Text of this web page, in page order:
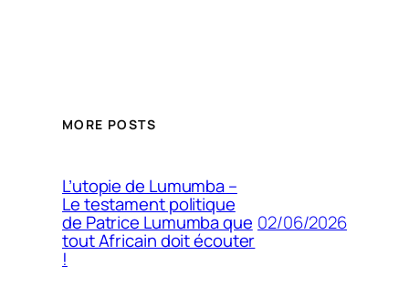
MORE POSTS
L’utopie de Lumumba –
Le testament politique
de Patrice Lumumba que
tout Africain doit écouter
!
02/06/2026